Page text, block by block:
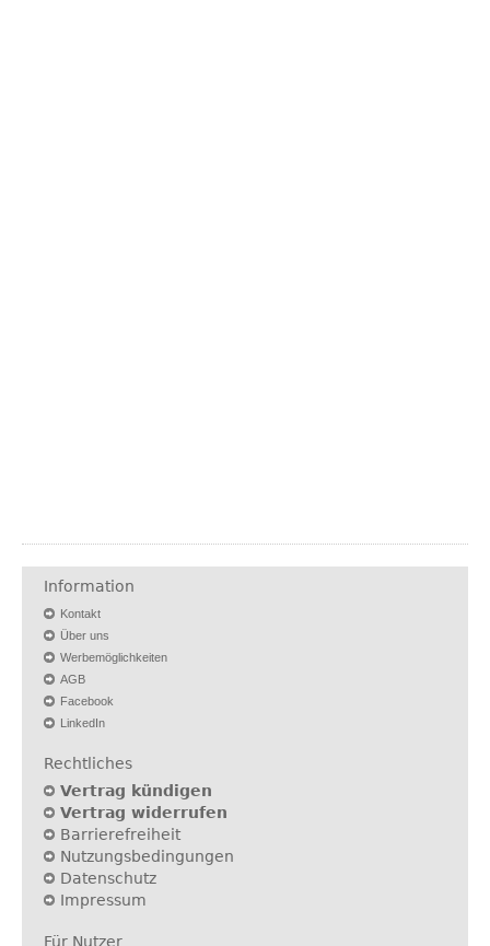
Information
Kontakt
Über uns
Werbemöglichkeiten
AGB
Facebook
LinkedIn
Rechtliches
Vertrag kündigen
Vertrag widerrufen
Barrierefreiheit
Nutzungsbedingungen
Datenschutz
Impressum
Für Nutzer